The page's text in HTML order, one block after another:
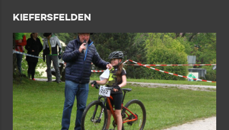
KIEFERSFELDEN